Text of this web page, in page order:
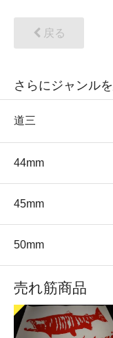
戻る
さらにジャンル
道三
44mm
45mm
50mm
売れ筋商品